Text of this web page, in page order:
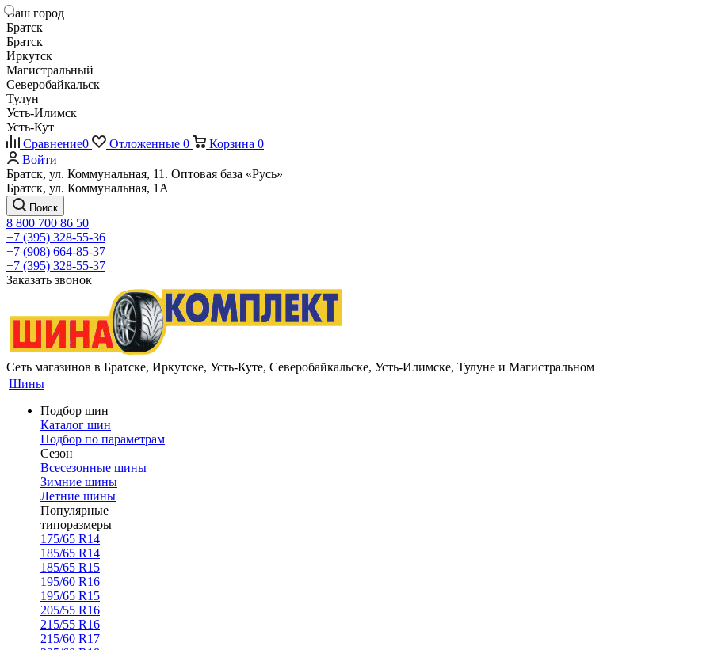
Ваш город
Братск
Братск
Иркутск
Магистральный
Северобайкальск
Тулун
Усть-Илимск
Усть-Кут
Сравнение0 Отложенные 0 Корзина 0
Войти
Братск, ул. Коммунальная, 11. Оптовая база «Русь»
Братск, ул. Коммунальная, 1А
Поиск
8 800 700 86 50
+7 (395) 328-55-36
+7 (908) 664-85-37
+7 (395) 328-55-37
Заказать звонок
Сеть магазинов в Братске, Иркутске, Усть-Куте, Северобайкальске, Усть-Илимске, Тулуне и Магистральном
Шины
Подбор шин
Каталог шин
Подбор по параметрам
Сезон
Всесезонные шины
Зимние шины
Летние шины
Популярные
типоразмеры
175/65 R14
185/65 R14
185/65 R15
195/60 R16
195/65 R15
205/55 R16
215/55 R16
215/60 R17